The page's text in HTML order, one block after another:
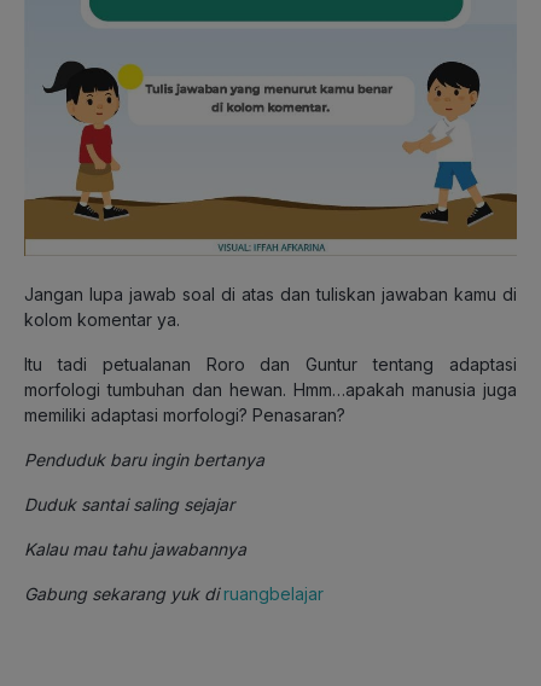
Jangan lupa jawab soal di atas dan tuliskan jawaban kamu di
kolom komentar ya.
Itu tadi petualanan Roro dan Guntur tentang adaptasi
morfologi tumbuhan dan hewan. Hmm…apakah manusia juga
memiliki adaptasi morfologi? Penasaran?
Penduduk baru ingin bertanya
Duduk santai saling sejajar
Kalau mau tahu jawabannya
Gabung sekarang yuk diruangbelajar